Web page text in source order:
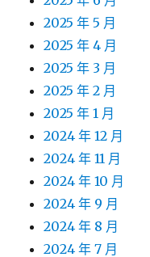
2025 年 5 月
2025 年 4 月
2025 年 3 月
2025 年 2 月
2025 年 1 月
2024 年 12 月
2024 年 11 月
2024 年 10 月
2024 年 9 月
2024 年 8 月
2024 年 7 月